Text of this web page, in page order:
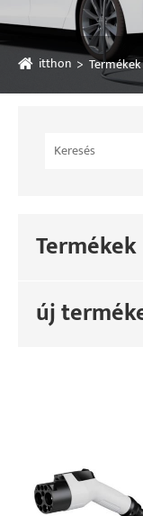
itthon Termékek
Termékek
új